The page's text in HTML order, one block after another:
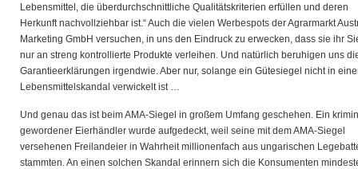
Lebensmittel, die überdurchschnittliche Qualitätskriterien erfüllen und deren
Herkunft nachvollziehbar ist.“ Auch die vielen Werbespots der Agrarmarkt
Marketing GmbH versuchen, in uns den Eindruck zu erwecken, dass sie ihr
nur an streng kontrollierte Produkte verleihen. Und natürlich beruhigen uns
Garantieerklärungen irgendwie. Aber nur, solange ein Gütesiegel nicht in
Lebensmittelskandal verwickelt ist …
Und genau das ist beim AMA-Siegel in großem Umfang geschehen. Ein
gewordener Eierhändler wurde aufgedeckt, weil seine mit dem AMA-Siegel
versehenen Freilandeier in Wahrheit millionenfach aus ungarischen
stammten. An einen solchen Skandal erinnern sich die Konsumenten